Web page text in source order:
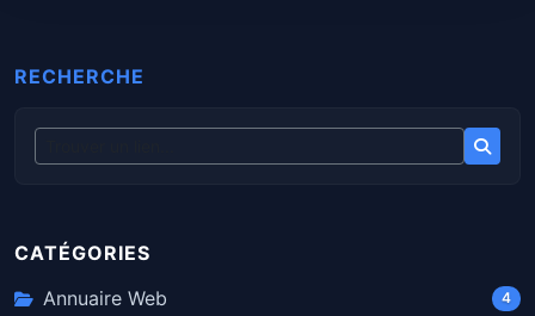
RECHERCHE
CATÉGORIES
Annuaire Web
4